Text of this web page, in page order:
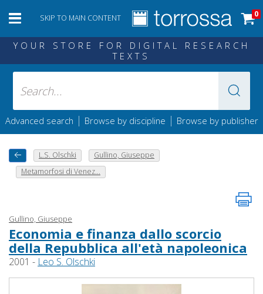
SKIP TO MAIN CONTENT 0
YOUR STORE FOR DIGITAL RESEARCH
TEXTS
Advanced search | Browse by discipline | Browse by publisher
L.S. Olschki
Gullino, Giuseppe
Metamorfosi di Venez...
Gullino, Giuseppe
Economia e finanza dallo scorcio
della Repubblica all'età napoleonica
2001 - Leo S. Olschki